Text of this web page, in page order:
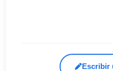
Escribir